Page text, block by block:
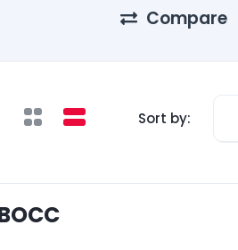
Compare
Sort by: